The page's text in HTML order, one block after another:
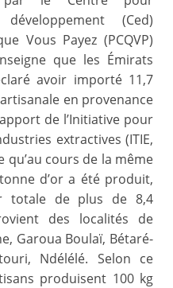
(Ced)
Vous Payez (PCQVP)
que les Émirats
avoir importé 11,7
en provenance
de l’Initiative pour
extractives (ITIE,
cours de la même
d’or a été produit,
totale de plus de 8,4
des localités de
Garoua Boulaï, Bétaré-
Ndélélé. Selon ce
produisent 100 kg